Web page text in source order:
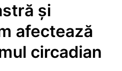
și
afectează
circadian